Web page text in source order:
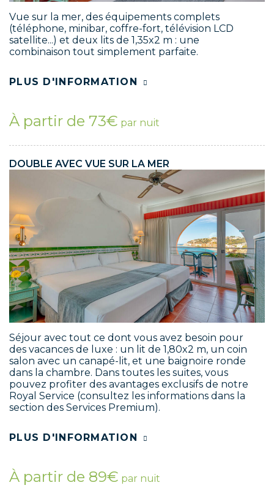
Vue sur la mer, des équipements complets
(téléphone, minibar, coffre-fort, télévision LCD
satellite...) et deux lits de 1,35x2 m : une
combinaison tout simplement parfaite.
PLUS D'INFORMATION
À partir de 73€ par nuit
DOUBLE AVEC VUE SUR LA MER
Séjour avec tout ce dont vous avez besoin pour
des vacances de luxe : un lit de 1,80x2 m, un coin
salon avec un canapé-lit, et une baignoire ronde
dans la chambre. Dans toutes les suites, vous
pouvez profiter des avantages exclusifs de notre
Royal Service (consultez les informations dans la
section des Services Premium).
PLUS D'INFORMATION
À partir de 89€ par nuit